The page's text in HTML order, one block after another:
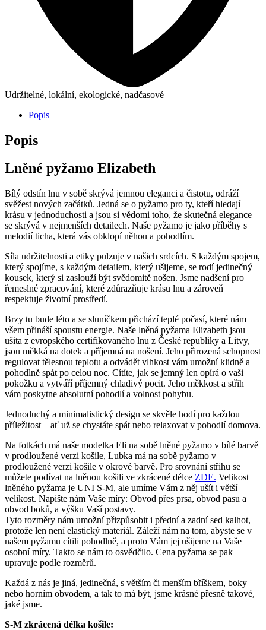
Udržitelné, lokální, ekologické, nadčasové
Popis
Popis
Lněné pyžamo Elizabeth
Bílý odstín lnu v sobě skrývá jemnou eleganci a čistotu, odráží
svěžest nových začátků. Jedná se o pyžamo pro ty, kteří hledají
krásu v jednoduchosti a jsou si vědomi toho, že skutečná elegance
se skrývá v nejmenších detailech. Naše pyžamo je jako příběhy s
melodií ticha, která vás obklopí něhou a pohodlím.
Síla udržitelnosti a etiky pulzuje v našich srdcích. S každým spojem,
který spojíme, s každým detailem, který ušijeme, se rodí jedinečný
kousek, který si zaslouží být svědomitě nošen. Jsme nadšení pro
řemeslné zpracování, které zdůrazňuje krásu lnu a zároveň
respektuje životní prostředí.
Brzy tu bude léto a se sluníčkem přichází teplé počasí, které nám
všem přináší spoustu energie. Naše lněná pyžama Elizabeth jsou
ušita z evropského certifikovaného lnu z České republiky a Litvy,
jsou měkká na dotek a příjemná na nošení. Jeho přirozená schopnost
regulovat tělesnou teplotu a odvádět vlhkost vám umožní klidně a
pohodlně spát po celou noc. Cítíte, jak se jemný len opírá o vaši
pokožku a vytváří příjemný chladivý pocit. Jeho měkkost a střih
vám poskytne absolutní pohodlí a volnost pohybu.
Jednoduchý a minimalistický design se skvěle hodí pro každou
příležitost – ať už se chystáte spát nebo relaxovat v pohodlí domova.
Na fotkách má naše modelka Eli na sobě lněné pyžamo v bílé barvě
v prodloužené verzi košile, Lubka má na sobě pyžamo v
prodloužené verzi košile v okrové barvě. Pro srovnání střihu se
můžete podívat na lněnou košili ve zkrácené délce ZDE. Velikost
lněného pyžama je UNI S-M, ale umíme Vám z něj ušít i větší
velikost. Napište nám Vaše míry: Obvod přes prsa, obvod pasu a
obvod boků, a výšku Vaší postavy.
Tyto rozměry nám umožní přizpůsobit i přední a zadní sed kalhot,
protože len není elastický materiál. Záleží nám na tom, abyste se v
našem pyžamu cítili pohodlně, a proto Vám jej ušijeme na Vaše
osobní míry. Takto se nám to osvědčilo. Cena pyžama se pak
upravuje podle rozměrů.
Každá z nás je jiná, jedinečná, s větším či menším bříškem, boky
nebo horním obvodem, a tak to má být, jsme krásné přesně takové,
jaké jsme.
S-M zkrácená délka košile: